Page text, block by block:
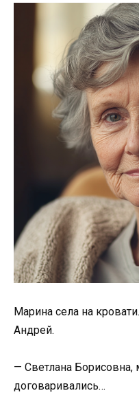
Марина села на
Андрей.
— Светлана Борисовна,
договаривались…